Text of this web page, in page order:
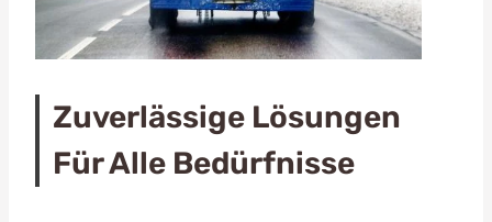
Zuverlässige Lösungen
Für Alle Bedürfnisse